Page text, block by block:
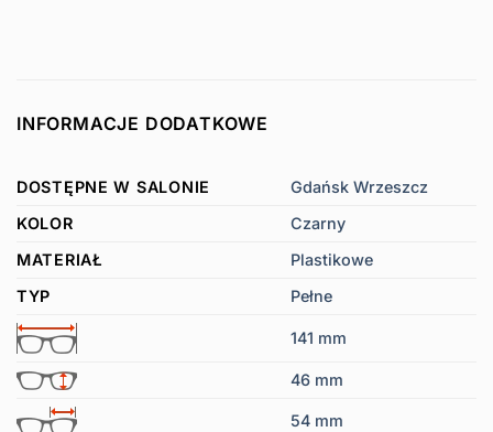
INFORMACJE DODATKOWE
DOSTĘPNE W SALONIE
Gdańsk Wrzeszcz
KOLOR
Czarny
MATERIAŁ
Plastikowe
TYP
Pełne
141 mm
46 mm
54 mm